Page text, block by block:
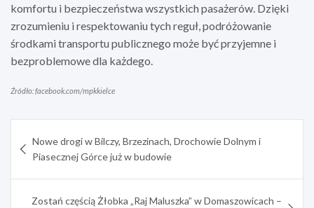
komfortu i bezpieczeństwa wszystkich pasażerów. Dzięki
zrozumieniu i respektowaniu tych reguł, podróżowanie
środkami transportu publicznego może być przyjemne i
bezproblemowe dla każdego.
Źródło: facebook.com/mpkkielce
wpisu
Nowe drogi w Bilczy, Brzezinach, Drochowie Dolnym i
Piasecznej Górce już w budowie
Zostań częścią Żłobka „Raj Maluszka” w Domaszowicach –